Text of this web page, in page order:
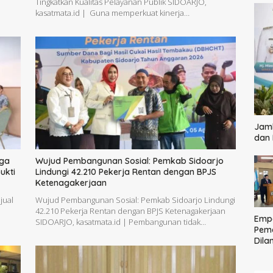
kasatmata.id | Guna memperkuat kinerja…
Wujud Pembangunan Sosial: Pemkab Sidoarjo
Lindungi 42.210 Pekerja Rentan dengan BPJS
Ketenagakerjaan
Wujud Pembangunan Sosial: Pemkab Sidoarjo Lindungi
42.210 Pekerja Rentan dengan BPJS Ketenagakerjaan
SIDOARJO, kasatmata.id | Pembangunan tidak…
dan